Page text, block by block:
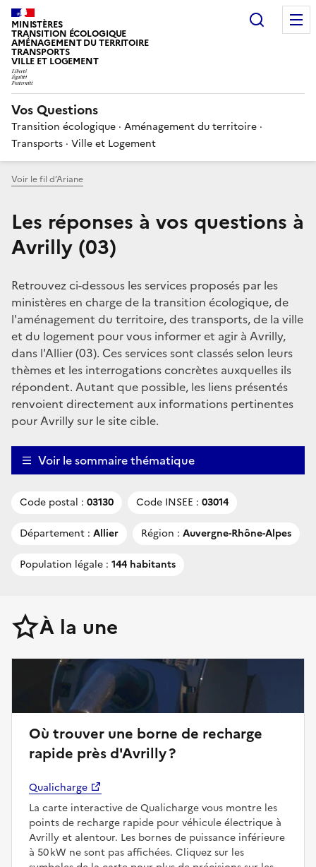
MINISTÈRES
TRANSITION ÉCOLOGIQUE
AMÉNAGEMENT DU TERRITOIRE
TRANSPORTS
VILLE ET LOGEMENT
Vos Questions
Transition écologique · Aménagement du territoire ·
Transports · Ville et Logement
Voir le fil d’Ariane
Les réponses à vos questions à
Avrilly (03)
Retrouvez ci-dessous les services proposés par les
ministères en charge de la transition écologique, de
l'aménagement du territoire, des transports, de la ville
et du logement pour vous informer et agir à Avrilly,
dans l'Allier (03). Ces services sont classés selon leurs
thèmes et les interrogations concrètes auxquelles ils
répondent. Autant que possible, les liens présentés
renvoient directement aux informations pertinentes
pour Avrilly sur le site cible.
Voir le sommaire thématique
Code postal : 03130 Code INSEE : 03014
Département : Allier Région : Auvergne-Rhône-Alpes
Population légale : 144 habitants
À la une
Où trouver une borne de recharge
rapide près d'Avrilly ?
Qualicharge
La carte interactive de Qualicharge vous montre les
points de recharge rapide pour véhicule électrique à
Avrilly et alentour. Les bornes de puissance inférieure
à 50 kW ne sont pas affichées. Cliquez sur les